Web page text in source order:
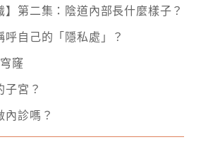
】第二集：陰道內部長什麼樣子？
自己的「隱私處」？
窿
子宮？
內診嗎？